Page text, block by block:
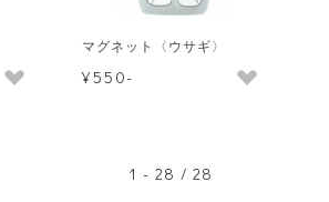
マグネット〈ウサギ〉
¥550-
1 - 28 / 28